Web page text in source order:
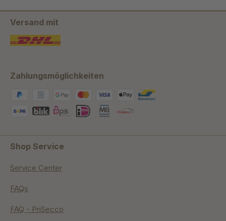
Versand mit
Zahlungsmöglichkeiten
Shop Service
Service Center
FAQs
FAQ - PriSecco